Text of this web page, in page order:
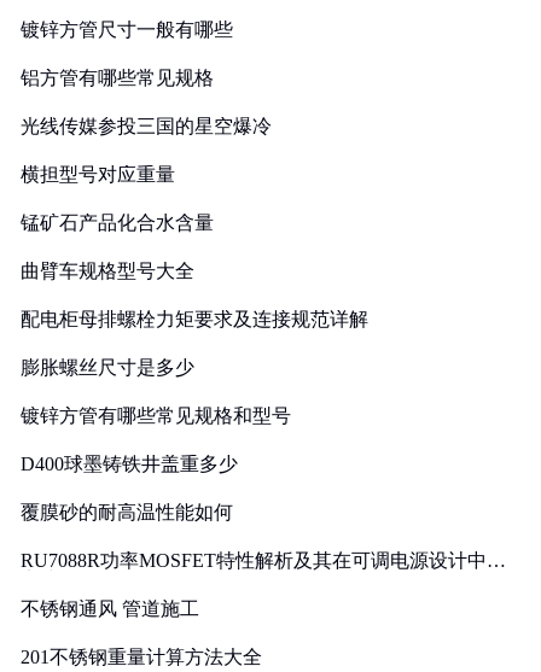
镀锌方管尺寸一般有哪些
铝方管有哪些常见规格
光线传媒参投三国的星空爆冷
横担型号对应重量
锰矿石产品化合水含量
曲臂车规格型号大全
配电柜母排螺栓力矩要求及连接规范详解
膨胀螺丝尺寸是多少
镀锌方管有哪些常见规格和型号
D400球墨铸铁井盖重多少
覆膜砂的耐高温性能如何
RU7088R功率MOSFET特性解析及其在可调电源设计中的
不锈钢通风 管道施工
201不锈钢重量计算方法大全